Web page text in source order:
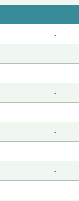
-
-
-
-
-
-
-
-
-